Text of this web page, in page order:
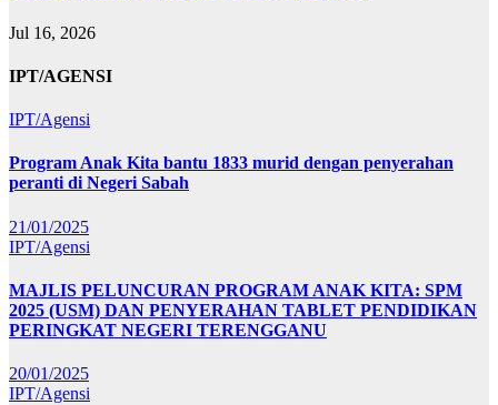
Jul 16, 2026
IPT/AGENSI
IPT/Agensi
Program Anak Kita bantu 1833 murid dengan penyerahan
peranti di Negeri Sabah
21/01/2025
IPT/Agensi
MAJLIS PELUNCURAN PROGRAM ANAK KITA: SPM
2025 (USM) DAN PENYERAHAN TABLET PENDIDIKAN
PERINGKAT NEGERI TERENGGANU
20/01/2025
IPT/Agensi